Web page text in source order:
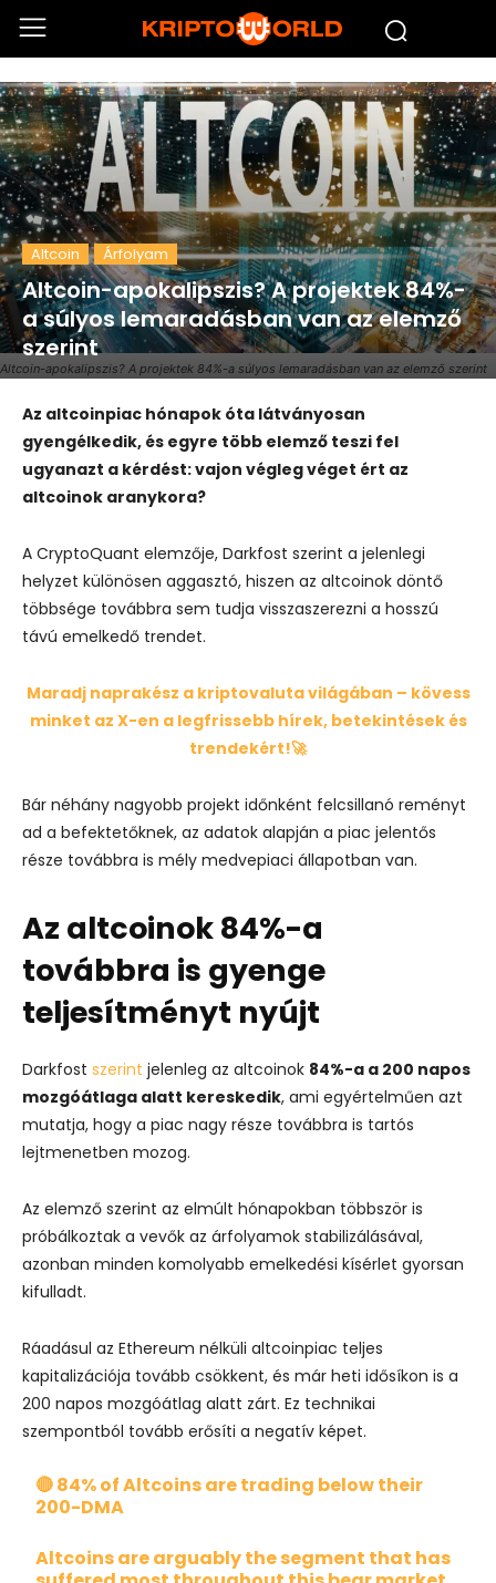
Altcoin-apokalipszis? A projektek 84%-a súlyos lemaradásban van az elemző szerint
Altcoin Árfolyam
Altcoin-apokalipszis? A projektek 84%-
a súlyos lemaradásban van az elemző
szerint
Az altcoinpiac hónapok óta látványosan
gyengélkedik, és egyre több elemző teszi fel
ugyanazt a kérdést: vajon végleg véget ért az
altcoinok aranykora?
A CryptoQuant elemzője, Darkfost szerint a jelenlegi
helyzet különösen aggasztó, hiszen az altcoinok döntő
többsége továbbra sem tudja visszaszerezni a hosszú
távú emelkedő trendet.
Maradj naprakész a kriptovaluta világában – kövess
minket az X-en a legfrissebb hírek, betekintések és
trendekért!🚀
Bár néhány nagyobb projekt időnként felcsillanó reményt
ad a befektetőknek, az adatok alapján a piac jelentős
része továbbra is mély medvepiaci állapotban van.
Az altcoinok 84%-a
továbbra is gyenge
teljesítményt nyújt
Darkfost szerint jelenleg az altcoinok 84%-a a 200 napos
mozgóátlaga alatt kereskedik, ami egyértelműen azt
mutatja, hogy a piac nagy része továbbra is tartós
lejtmenetben mozog.
Az elemző szerint az elmúlt hónapokban többször is
próbálkoztak a vevők az árfolyamok stabilizálásával,
azonban minden komolyabb emelkedési kísérlet gyorsan
kifulladt.
Ráadásul az Ethereum nélküli altcoinpiac teljes
kapitalizációja tovább csökkent, és már heti idősíkon is a
200 napos mozgóátlag alatt zárt. Ez technikai
szempontból tovább erősíti a negatív képet.
🔴 84% of Altcoins are trading below their
200-DMA
Altcoins are arguably the segment that has